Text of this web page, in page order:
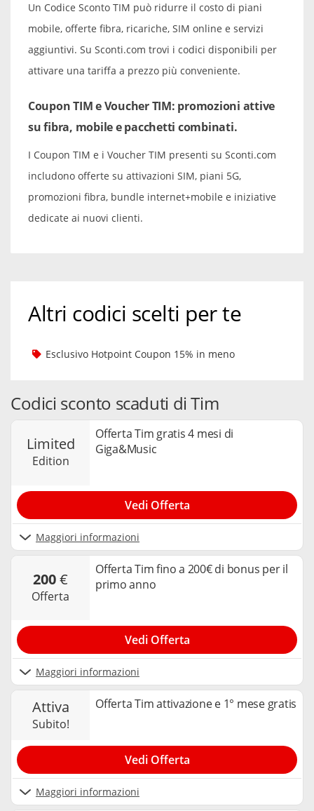
Un Codice Sconto TIM può ridurre il costo di piani
mobile, offerte fibra, ricariche, SIM online e servizi
aggiuntivi. Su Sconti.com trovi i codici disponibili per
attivare una tariffa a prezzo più conveniente.
Coupon TIM e Voucher TIM: promozioni attive
su fibra, mobile e pacchetti combinati.
I Coupon TIM e i Voucher TIM presenti su Sconti.com
includono offerte su attivazioni SIM, piani 5G,
promozioni fibra, bundle internet+mobile e iniziative
dedicate ai nuovi clienti.
Altri codici scelti per te
Esclusivo Hotpoint Coupon 15% in meno
Codici sconto scaduti di Tim
limited
edition
Offerta Tim gratis 4 mesi di
Giga&Music
Maggiori informazioni
Vedi Offerta
200€
offerta
Offerta Tim fino a 200€ di bonus per il
primo anno
Maggiori informazioni
Vedi Offerta
attiva
subito!
Offerta Tim attivazione e 1° mese gratis
Maggiori informazioni
Vedi Offerta